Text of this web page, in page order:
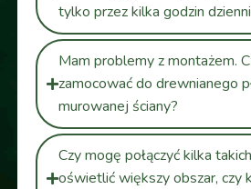
tylko przez kilka godzin
Mam problemy z montażem.
zamocować do drewnianego
murowanej ściany?
Czy mogę połączyć kilka
oświetlić większy obszar, czy